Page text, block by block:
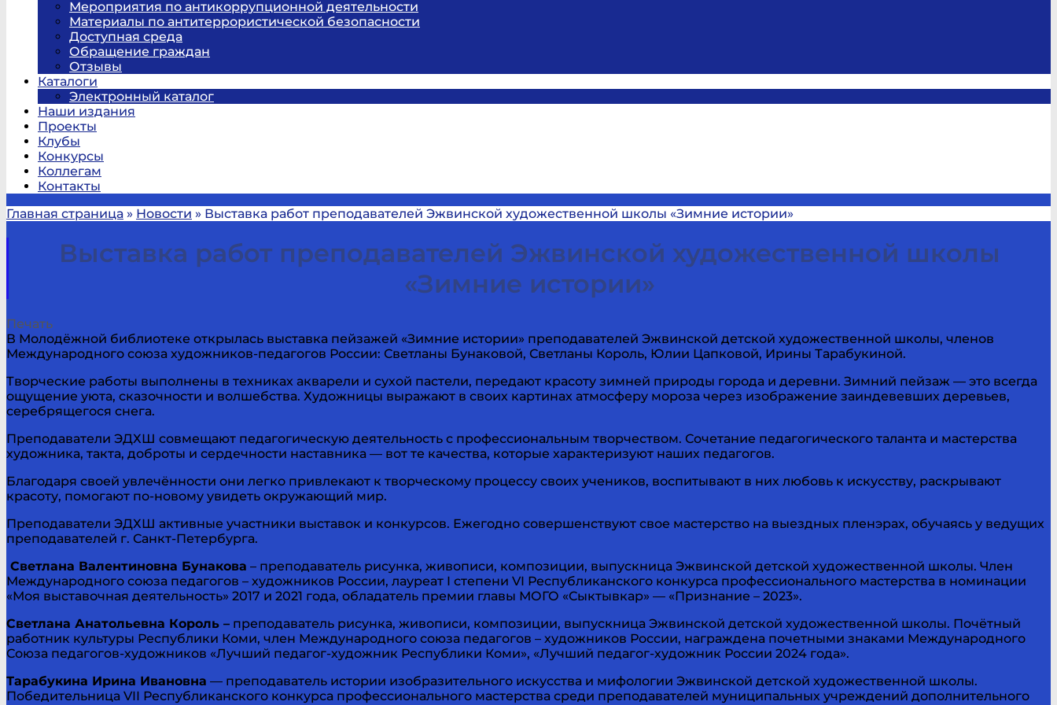
Мероприятия по антикоррупционной деятельности
Материалы по антитеррористической безопасности
Доступная среда
Обращение граждан
Отзывы
Каталоги
Электронный каталог
Наши издания
Проекты
Клубы
Конкурсы
Коллегам
Контакты
Главная страница » Новости » Выставка работ преподавателей Эжвинской художественной школы «Зимние истории»
Выставка работ преподавателей Эжвинской художественной школы
«Зимние истории»
Печать
В Молодёжной библиотеке открылась выставка пейзажей «Зимние истории» преподавателей Эжвинской детской художественной школы, членов
Международного союза художников-педагогов России: Светланы Бунаковой, Светланы Король, Юлии Цапковой, Ирины Тарабукиной.
Творческие работы выполнены в техниках акварели и сухой пастели, передают красоту зимней природы города и деревни. Зимний пейзаж — это всегда
ощущение уюта, сказочности и волшебства. Художницы выражают в своих картинах атмосферу мороза через изображение заиндевевших деревьев,
серебрящегося снега.
Преподаватели ЭДХШ совмещают педагогическую деятельность с профессиональным творчеством. Сочетание педагогического таланта и мастерства
художника, такта, доброты и сердечности наставника — вот те качества, которые характеризуют наших педагогов.
Благодаря своей увлечённости они легко привлекают к творческому процессу своих учеников, воспитывают в них любовь к искусству, раскрывают
красоту, помогают по-новому увидеть окружающий мир.
Преподаватели ЭДХШ активные участники выставок и конкурсов. Ежегодно совершенствуют свое мастерство на выездных пленэрах, обучаясь у ведущих
преподавателей г. Санкт-Петербурга.
Светлана Валентиновна Бунакова – преподаватель рисунка, живописи, композиции, выпускница Эжвинской детской художественной школы. Член
Международного союза педагогов – художников России, лауреат I степени VI Республиканского конкурса профессионального мастерства в номинации
«Моя выставочная деятельность» 2017 и 2021 года, обладатель премии главы МОГО «Сыктывкар» — «Признание – 2023».
Светлана Анатольевна Король – преподаватель рисунка, живописи, композиции, выпускница Эжвинской детской художественной школы. Почётный
работник культуры Республики Коми, член Международного союза педагогов – художников России, награждена почетными знаками Международного
Союза педагогов-художников «Лучший педагог-художник Республики Коми», «Лучший педагог-художник России 2024 года».
Тарабукина Ирина Ивановна — преподаватель истории изобразительного искусства и мифологии Эжвинской детской художественной школы.
Победительница VII Республиканского конкурса профессионального мастерства среди преподавателей муниципальных учреждений дополнительного